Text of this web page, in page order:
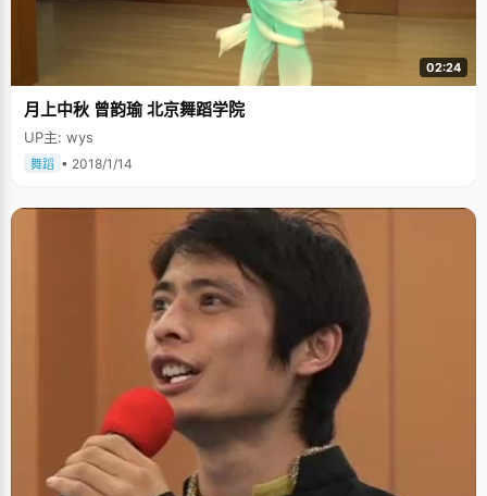
02:24
月上中秋 曾韵瑜 北京舞蹈学院
UP主: wys
舞蹈 • 2018/1/14